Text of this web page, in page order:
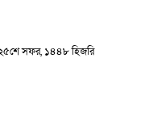
২৫শে সফর, ১৪৪৮ হিজরি